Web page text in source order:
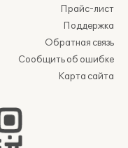
Прайс-лист
Поддержка
Обратная связь
Сообщить об ошибке
Карта сайта